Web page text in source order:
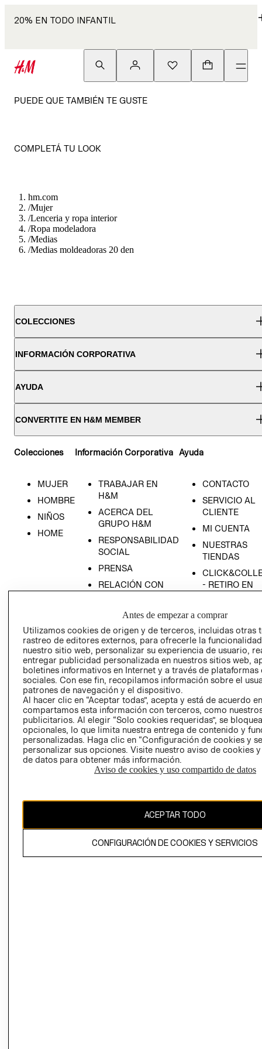
20% EN TODO INFANTIL
PUEDE QUE TAMBIÉN TE GUSTE
COMPLETÁ TU LOOK
hm.com
/Mujer
/Lenceria y ropa interior
/Ropa modeladora
/Medias
/Medias moldeadoras 20 den
COLECCIONES
INFORMACIÓN CORPORATIVA
AYUDA
CONVERTITE EN H&M MEMBER
Colecciones
MUJER
HOMBRE
NIÑOS
HOME
Información Corporativa
TRABAJAR EN
H&M
ACERCA DEL
GRUPO H&M
RESPONSABILIDAD
SOCIAL
PRENSA
RELACIÓN CON
POLÍTICA
Ayuda
CONTACTO
SERVICIO AL
CLIENTE
MI CUENTA
NUESTRAS
TIENDAS
- RETIRO EN
TÉRMINOS Y
AVISO DE
PRIVACIDAD
GIFT CARD
AVISO DE
COOKIES
CAMBIAR REGIÓN
Antes de empezar a comprar
Utilizamos cookies de origen y de terceros, incluidas otras
rastreo de editores externos, para ofrecerle la
nuestro sitio web, personalizar su experiencia de usuario,
entregar publicidad personalizada en nuestros sitios web,
boletines informativos en Internet y a través de plataformas
sociales. Con ese fin, recopilamos información sobre el
patrones de navegación y el dispositivo.
Al hacer clic en “Aceptar todas”, acepta y está de acuerdo
compartamos esta información con terceros, como
publicitarios. Al elegir “Solo cookies requeridas”, se
opcionales, lo que limita nuestra entrega de contenido y
personalizadas. Haga clic en “Configuración de cookies y
personalizar sus opciones. Visite nuestro aviso de cookies
de datos para obtener más información.
Aviso de cookies y uso compartido de datos
ACEPTAR TODO
CONFIGURACIÓN DE COOKIES Y SERVICIOS